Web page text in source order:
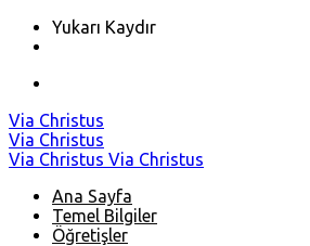
Yukarı Kaydır
Skip
to
content
Via Christus
Via Christus
Via Christus Via Christus
Ana Sayfa
Temel Bilgiler
Öğretişler